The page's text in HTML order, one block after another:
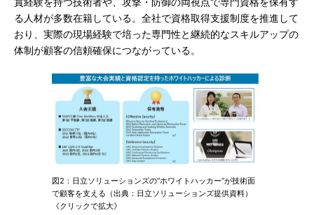
る人材が多数在籍している。全社で資格取得支援制度を推進して
おり、実際の現場経験で培った専門性と継続的なスキルアップの
体制が顧客の信頼確保につながっている。
図2：日立ソリューションズの“ホワイトハッカー”が技術面
で顧客を支える（出典：日立ソリューションズ提供資料）
《クリックで拡大》